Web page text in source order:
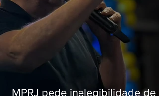
MPRJ pede inelegibilidade de